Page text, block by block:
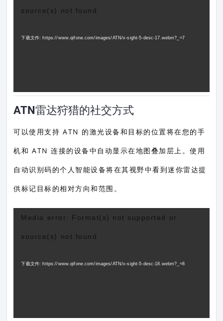
source(s) not found
下载文件: https://www.qifone.com/images/ATN/x-sight-5-desc-17.webm?_=7
ATN雷达狩猎的社交方式
可以使用支持 ATN 的激光设备和目标的位置将在您的手
机和 ATN 连接的设备中自动显示在地图叠加层上。使用
自动识别码的个人智能设备将在其视野中看到迷你雷达提
供标记目标的相对方向和范围。
Media error: Format(s) not supported or
source(s) not found
下载文件: https://www.qifone.com/images/ATN/x-sight-5-desc-18.webm?_=8